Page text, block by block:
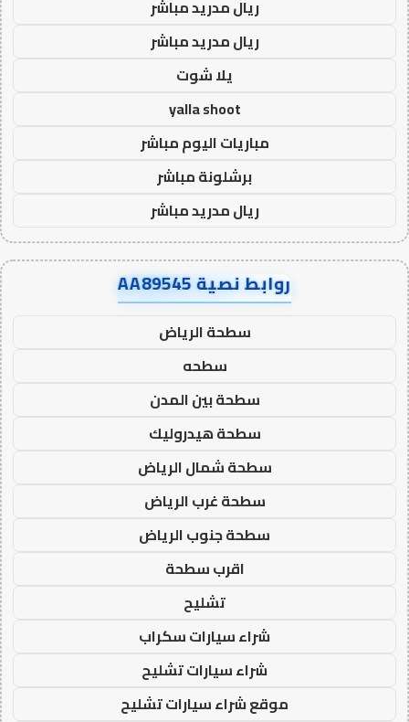
ريال مدريد مباشر
ريال مدريد مباشر
يلا شوت
yalla shoot
مباريات اليوم مباشر
برشلونة مباشر
ريال مدريد مباشر
روابط نصية AA89545
سطحة الرياض
سطحه
سطحة بين المدن
سطحة هيدروليك
سطحة شمال الرياض
سطحة غرب الرياض
سطحة جنوب الرياض
اقرب سطحة
تشليح
شراء سيارات سكراب
شراء سيارات تشليح
موقع شراء سيارات تشليح